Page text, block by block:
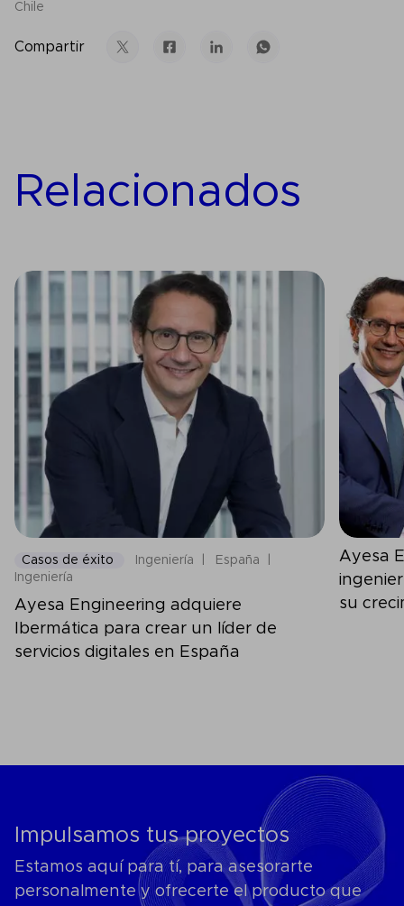
Chile
Compartir
Relacionados
Casos de éxito Ingeniería
España
Ingeniería
Ayesa Engineering adquiere
Ibermática para crear un líder de
servicios digitales en España
Ayesa
su
Impulsamos tus proyectos
Estamos aquí para tí, para asesorarte
personalmente y ofrecerte el producto que